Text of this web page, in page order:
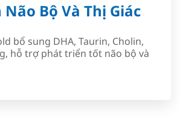
Bộ Và Thị Giác
bổ sung DHA, Taurin, Cholin,
hỗ trợ phát triển tốt não bộ và